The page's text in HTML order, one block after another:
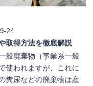
24
取得方法を徹底解説
般廃棄物（事業系一般
使われますが、これに
糞尿などの廃棄物は産